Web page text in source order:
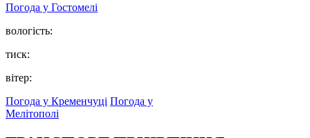
Погода у Гостомелі
вологість:
тиск:
вітер:
Погода у Кременчуці Погода у
Мелітополі